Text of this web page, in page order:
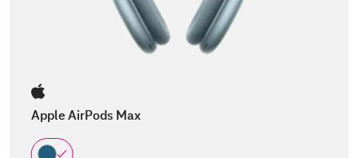
Apple AirPods Max